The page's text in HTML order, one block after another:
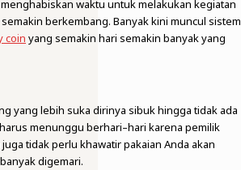
waktu untuk melakukan kegiatan
berkembang. Banyak kini muncul sistem
coin yang semakin hari semakin banyak yang
yang lebih suka dirinya sibuk hingga tidak ada
menunggu berhari–hari karena pemilik
tidak perlu khawatir pakaian Anda akan
banyak digemari.